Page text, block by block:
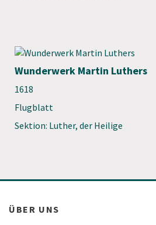
Wunderwerk Martin Luthers
1618
Flugblatt
Sektion: Luther, der Heilige
ÜBER UNS